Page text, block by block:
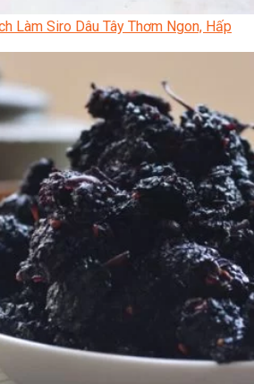
Làm Siro Dâu Tây Thơm Ngon, Hấp